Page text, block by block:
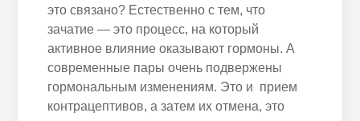
это связано? Естественно с тем, что
зачатие — это процесс, на который
активное влияние оказывают гормоны. А
современные пары очень подвержены
гормональным изменениям. Это и прием
контрацептивов, а затем их отмена, это